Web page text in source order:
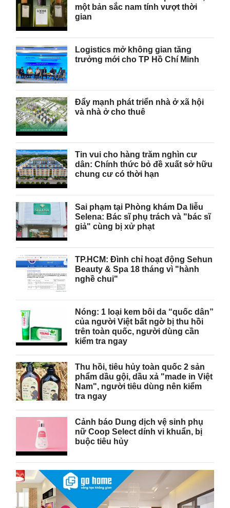
một bản sắc nam tính vượt thời
gian
Logistics mở không gian tăng
trưởng mới cho TP Hồ Chí Minh
Đẩy mạnh phát triển nhà ở xã hội
và nhà ở cho thuê
Tin vui cho hàng trăm nghìn cư
dân: Chính thức bỏ đề xuất sở hữu
chung cư có thời hạn
Sai phạm tại Phòng khám Da liễu
Selena: Bác sĩ phụ trách và "bác sĩ
giả" cùng bị xử phạt
TP.HCM: Đình chỉ hoạt động Sehun
Beauty & Spa 18 tháng vì "hành
nghề chui"
Nóng: 1 loại kem bôi da “quốc dân”
của người Việt bất ngờ bị thu hồi
trên toàn quốc, người dùng cần
kiểm tra ngay
Thu hồi, tiêu hủy toàn quốc 2 sản
phẩm dầu gội, dầu xả "made in Việt
Nam", người tiêu dùng nên kiểm
tra ngay
Cảnh báo Dung dịch vệ sinh phụ
nữ Coop Select dính vi khuẩn, bị
buộc tiêu hủy